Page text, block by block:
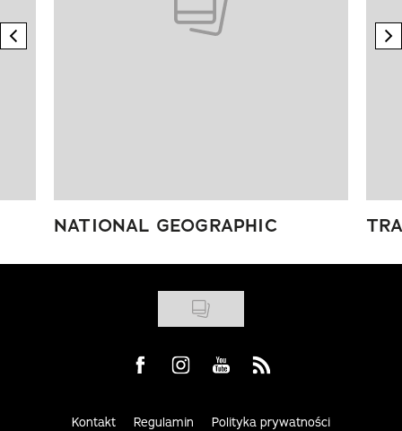
previous element
NATIONAL GEOGRAPHIC
Visit us on Facebook
Visit us on Instagram
Visit us on Youtube
Visit us on Rss
Kontakt Regulamin Polityka prywatności